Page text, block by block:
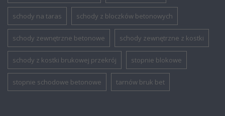
schody na taras schody z bloczków betonowych
schody zewnętrzne betonowe schody zewnętrzne z kostki
schody z kostki brukowej przekrój stopnie blokowe
stopnie schodowe betonowe tarnów bruk bet